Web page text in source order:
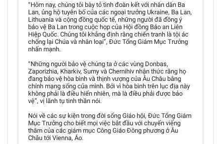
“Hôm nay, chúng tôi bày tỏ tình đoàn kết với nhân dân Ba
Lan, ủng hộ tuyên bố của các ngoại trưởng Ukraine, Ba Lan,
Lithuania và cộng đồng quốc tế, những người đã đồng ý
bảo vệ Ba Lan trong cuộc họp của Hội đồng Bảo an Liên
Hiệp Quốc. Chúng tôi khẳng định rằng chiến tranh là tội ác
chống lại Chúa và nhân loại”, Đức Tổng Giám Mục Trưởng
nhấn mạnh.
“Những người bảo vệ chúng ta ở các vùng Donbas,
Zaporizhia, Kharkiv, Sumy và Chernihiv nhận thức rằng họ
đang bảo vệ hòa bình và thịnh vượng của Âu Châu bằng
chính mạng sống của mình. Bởi vì hòa bình trên lục địa này
không phải là điều hiển nhiên, mà là điều phải được bảo
vệ”, vị lãnh tụ tinh thần nói.
Nói về các sự kiện trong đời sống Giáo hội, Đức Tổng Giám
Mục Trưởng cho biết mọi việc bắt đầu với chuyến viếng
thăm của các giám mục Công Giáo Đông phương ở Âu
Châu tới Vienna, Áo.